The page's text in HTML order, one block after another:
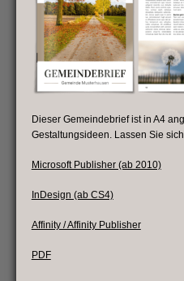
Dieser Gemeindebrief ist in A4
Gestaltungsideen. Lassen Sie
Microsoft Publisher (ab 2010)
InDesign (ab CS4)
Affinity / Affinity Publisher
PDF